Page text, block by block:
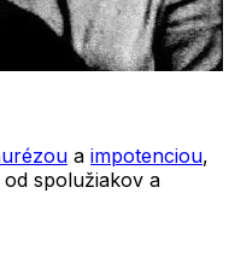
a impotenciou,
spolužiakov a